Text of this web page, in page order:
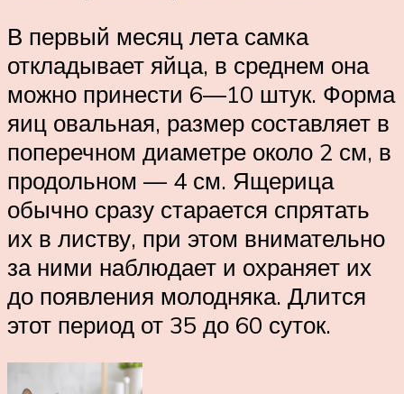
В первый месяц лета самка
откладывает яйца, в среднем она
можно принести 6—10 штук. Форма
яиц овальная, размер составляет в
поперечном диаметре около 2 см, в
продольном — 4 см. Ящерица
обычно сразу старается спрятать
их в листву, при этом внимательно
за ними наблюдает и охраняет их
до появления молодняка. Длится
этот период от 35 до 60 суток.